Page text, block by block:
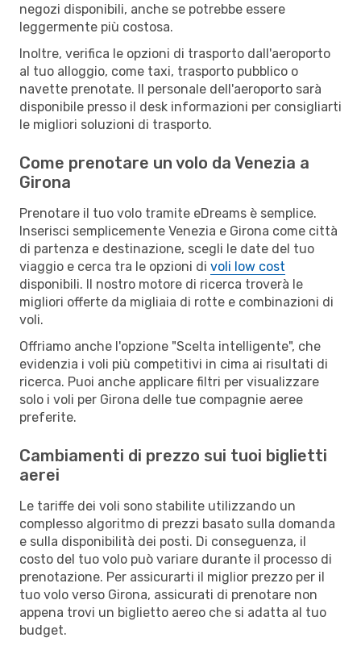
negozi disponibili, anche se potrebbe essere
leggermente più costosa.
Inoltre, verifica le opzioni di trasporto dall'aeroporto
al tuo alloggio, come taxi, trasporto pubblico o
navette prenotate. Il personale dell'aeroporto sarà
disponibile presso il desk informazioni per consigliarti
le migliori soluzioni di trasporto.
Come prenotare un volo da Venezia a
Girona
Prenotare il tuo volo tramite eDreams è semplice.
Inserisci semplicemente Venezia e Girona come città
di partenza e destinazione, scegli le date del tuo
viaggio e cerca tra le opzioni di voli low cost
disponibili. Il nostro motore di ricerca troverà le
migliori offerte da migliaia di rotte e combinazioni di
voli.
Offriamo anche l'opzione "Scelta intelligente", che
evidenzia i voli più competitivi in cima ai risultati di
ricerca. Puoi anche applicare filtri per visualizzare
solo i voli per Girona delle tue compagnie aeree
preferite.
Cambiamenti di prezzo sui tuoi biglietti
aerei
Le tariffe dei voli sono stabilite utilizzando un
complesso algoritmo di prezzi basato sulla domanda
e sulla disponibilità dei posti. Di conseguenza, il
costo del tuo volo può variare durante il processo di
prenotazione. Per assicurarti il miglior prezzo per il
tuo volo verso Girona, assicurati di prenotare non
appena trovi un biglietto aereo che si adatta al tuo
budget.